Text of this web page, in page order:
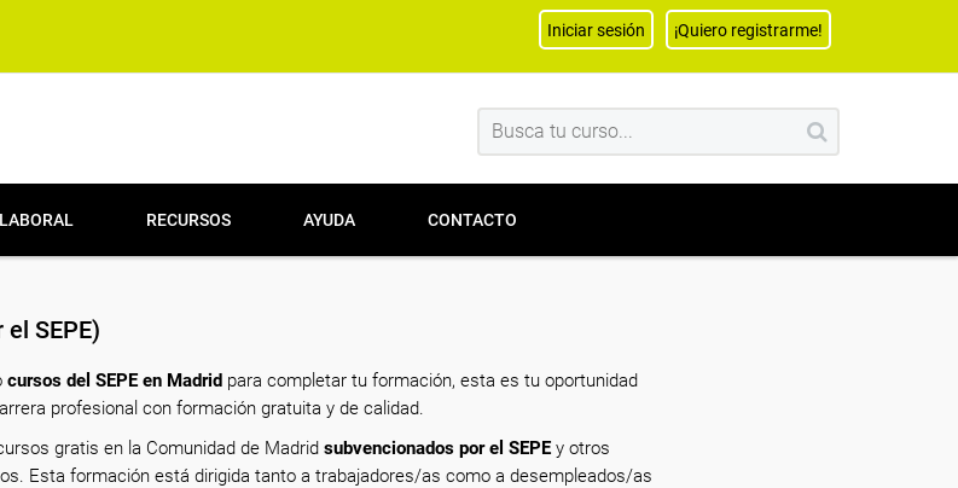
Iniciar sesión ¡Quiero registrarme!
RECURSOS AYUDA CONTACTO
SEPE)
cursos del SEPE en Madrid para completar tu formación, esta es tu oportunidad
profesional con formación gratuita y de calidad.
gratis en la Comunidad de Madrid subvencionados por el SEPEy otros
Esta formación está dirigida tanto a trabajadores/as como a desempleados/as